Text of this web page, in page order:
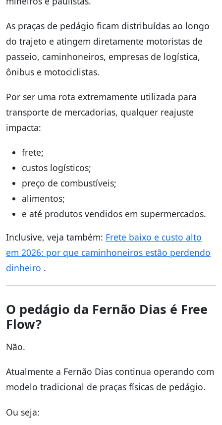
As praças de pedágio ficam distribuídas ao longo
do trajeto e atingem diretamente motoristas de
passeio, caminhoneiros, empresas de logística,
ônibus e motociclistas.
Por ser uma rota extremamente utilizada para
transporte de mercadorias, qualquer reajuste
impacta:
frete;
custos logísticos;
preço de combustíveis;
alimentos;
e até produtos vendidos em supermercados.
Inclusive, veja também: Frete baixo e custo alto
em 2026: por que caminhoneiros estão perdendo
dinheiro .
O pedágio da Fernão Dias é Free
Flow?
Não.
Atualmente a Fernão Dias continua operando com
modelo tradicional de praças físicas de pedágio.
Ou seja: